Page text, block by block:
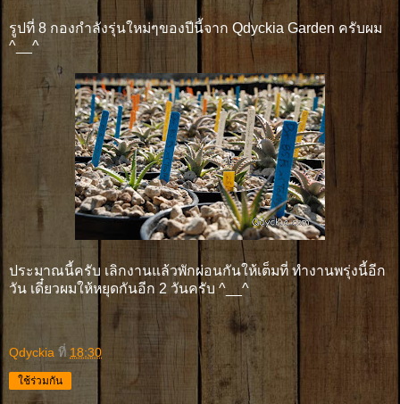
รูปที่ 8 กองกำลังรุ่นใหม่ๆของปีนี้จาก Qdyckia Garden ครับผม
^__^
ประมาณนี้ครับ เลิกงานแล้วพักผ่อนกันให้เต็มที่ ทำงานพรุ่งนี้อีก
วัน เดี๋ยวผมให้หยุดกันอีก 2 วันครับ ^__^
Qdyckia ที่ 18:30
ใช้ร่วมกัน